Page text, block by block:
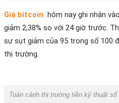
Giá bitcoin hôm nay ghi nhận
giảm 2,38% so với 24 giờ trước.
sự sụt giảm của 95 trong số 100
thị trường.
Toàn cảnh thị trường tiền kỹ thuật số